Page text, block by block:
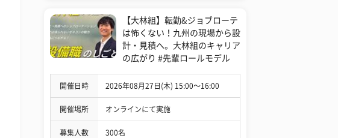
【大林組】転勤&ジョブローテ
は怖くない！九州の現場から設
計・見積へ。大林組のキャリア
の広がり #先輩ロールモデル
開催日時 2026年08月27日(木) 15:00〜16:00
開催場所 オンラインにて実施
募集人数 300名